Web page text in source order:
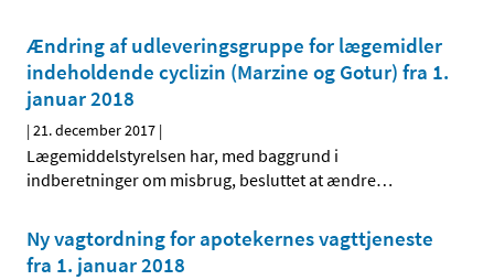
Ændring af udleveringsgruppe for lægemidler
indeholdende cyclizin (Marzine og Gotur) fra 1.
januar 2018
|21. december 2017 |
Lægemiddelstyrelsen har, med baggrund i
indberetninger om misbrug, besluttet at ændre…
Ny vagtordning for apotekernes vagttjeneste
fra 1. januar 2018